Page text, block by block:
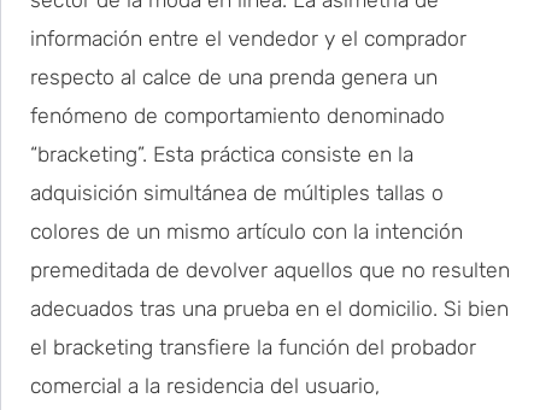
información entre el vendedor y el comprador
respecto al calce de una prenda genera un
fenómeno de comportamiento denominado
“bracketing”. Esta práctica consiste en la
adquisición simultánea de múltiples tallas o
colores de un mismo artículo con la intención
premeditada de devolver aquellos que no resulten
adecuados tras una prueba en el domicilio. Si bien
el bracketing transfiere la función del probador
comercial a la residencia del usuario,